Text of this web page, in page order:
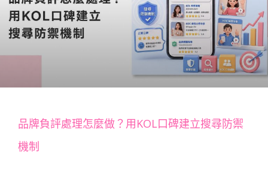
品牌負評處理怎麼做？用KOL口碑建立搜尋防禦
機制